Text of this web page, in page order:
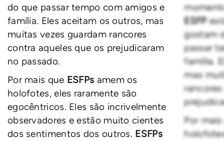
do que passar tempo com amigos e
família. Eles aceitam os outros, mas
muitas vezes guardam rancores
contra aqueles que os prejudicaram
no passado.
Por mais que ESFPs amem os
holofotes, eles raramente são
egocêntricos. Eles são incrivelmente
observadores e estão muito cientes
dos sentimentos dos outros. ESFPs
ESFP
gostam
passar
família.
mas
Por